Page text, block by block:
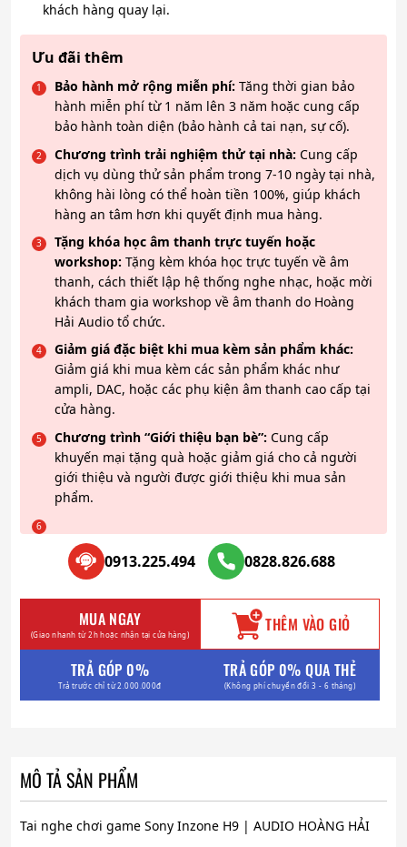
khách hàng quay lại.
Ưu đãi thêm
Bảo hành mở rộng miễn phí: Tăng thời gian bảo
hành miễn phí từ 1 năm lên 3 năm hoặc cung cấp
bảo hành toàn diện (bảo hành cả tai nạn, sự cố).
Chương trình trải nghiệm thử tại nhà: Cung cấp
dịch vụ dùng thử sản phẩm trong 7-10 ngày tại nhà,
không hài lòng có thể hoàn tiền 100%, giúp khách
hàng an tâm hơn khi quyết định mua hàng.
Tặng khóa học âm thanh trực tuyến hoặc
workshop: Tặng kèm khóa học trực tuyến về âm
thanh, cách thiết lập hệ thống nghe nhạc, hoặc mời
khách tham gia workshop về âm thanh do Hoàng
Hải Audio tổ chức.
Giảm giá đặc biệt khi mua kèm sản phẩm khác:
Giảm giá khi mua kèm các sản phẩm khác như
ampli, DAC, hoặc các phụ kiện âm thanh cao cấp tại
cửa hàng.
Chương trình “Giới thiệu bạn bè”: Cung cấp
khuyến mại tặng quà hoặc giảm giá cho cả người
giới thiệu và người được giới thiệu khi mua sản
phẩm.
0913.225.494 0828.826.688
MUA NGAY
(Giao nhanh từ 2h hoặc nhận tại cửa hàng) THÊM VÀO GIỎ
TRẢ GÓP 0%
Trả trước chỉ từ 2.000.000đ
TRẢ GÓP 0% QUA THẺ
(Không phí chuyển đổi 3 - 6 tháng)
MÔ TẢ SẢN PHẨM
Tai nghe chơi game Sony Inzone H9 | AUDIO HOÀNG HẢI